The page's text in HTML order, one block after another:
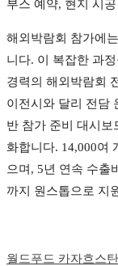
부스 예약, 현지 시
해외박람회 참가에
니다. 이 복잡한 과
경력의 해외박람회
이전시와 달리 전담
반 참가 준비 대시보
화합니다. 14,000여
으며, 5년 연속 수출
까지 원스톱으로 지
월드푸드 카자흐스